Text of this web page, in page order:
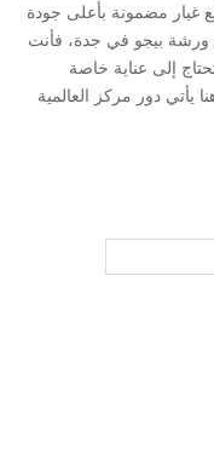
مضمونة بأعلى جودة
ورشة بيجو في جدة، فأنت
إلى عناية خاصة
يأتي دور مركز العالمية